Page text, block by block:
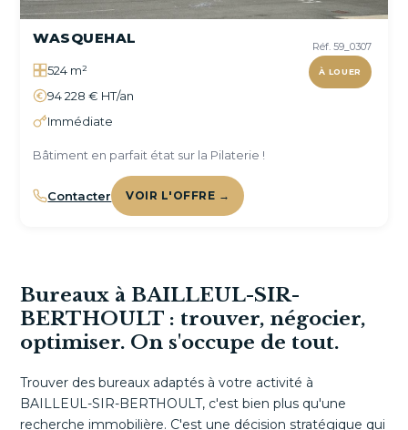
Réf. 59_0307
À LOUER
WASQUEHAL
524 m²
94 228 € HT/an
Immédiate
Bâtiment en parfait état sur la Pilaterie !
Contacter VOIR L'OFFRE →
Bureaux à BAILLEUL-SIR-
BERTHOULT : trouver, négocier,
optimiser. On s'occupe de tout.
Trouver des bureaux adaptés à votre activité à
BAILLEUL-SIR-BERTHOULT, c'est bien plus qu'une
recherche immobilière. C'est une décision stratégique qui